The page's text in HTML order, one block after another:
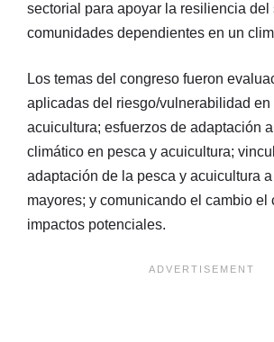
sectorial para apoyar la resiliencia del
comunidades dependientes en un
Los temas del congreso fueron
aplicadas del riesgo/vulnerabilidad en
acuicultura; esfuerzos de adaptación
climático en pesca y acuicultura;
adaptación de la pesca y acuicultura
mayores; y comunicando el cambio el
impactos potenciales.